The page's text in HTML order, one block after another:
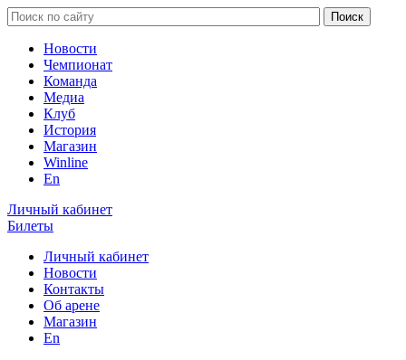
Новости
Чемпионат
Команда
Медиа
Клуб
История
Магазин
Winline
En
Личный кабинет
Билеты
Личный кабинет
Новости
Контакты
Об арене
Магазин
En